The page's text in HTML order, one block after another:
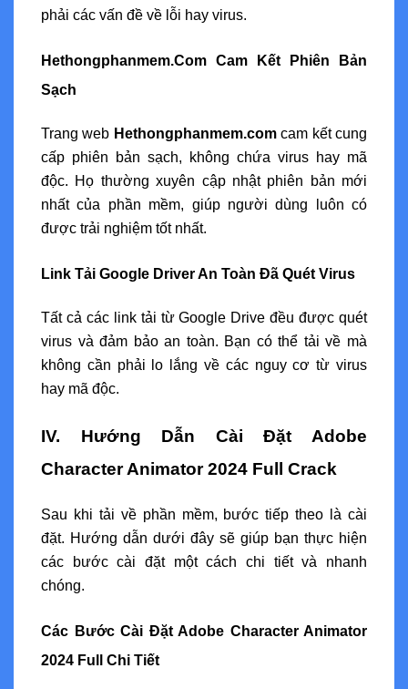
phải các vấn đề về lỗi hay virus.
Hethongphanmem.Com Cam Kết Phiên Bản
Sạch
Trang web Hethongphanmem.comcam kết cung
cấp phiên bản sạch, không chứa virus hay mã
độc. Họ thường xuyên cập nhật phiên bản mới
nhất của phần mềm, giúp người dùng luôn có
được trải nghiệm tốt nhất.
Link Tải Google Driver An Toàn Đã Quét Virus
Tất cả các link tải từ Google Drive đều được quét
virus và đảm bảo an toàn. Bạn có thể tải về mà
không cần phải lo lắng về các nguy cơ từ virus
hay mã độc.
IV. Hướng Dẫn Cài Đặt Adobe
Character Animator 2024 Full Crack
Sau khi tải về phần mềm, bước tiếp theo là cài
đặt. Hướng dẫn dưới đây sẽ giúp bạn thực hiện
các bước cài đặt một cách chi tiết và nhanh
chóng.
Các Bước Cài Đặt Adobe Character Animator
2024 Full Chi Tiết